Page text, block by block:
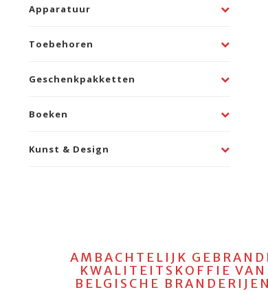
Apparatuur
Toebehoren
Geschenkpakketten
Boeken
Kunst & Design
AMBACHTELIJK
KWALITEITSKOFFIE VAN
BELGISCHE BRANDERIJEN